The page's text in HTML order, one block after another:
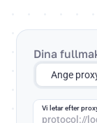
Dina
Ange
Vi letar efter
protocol://